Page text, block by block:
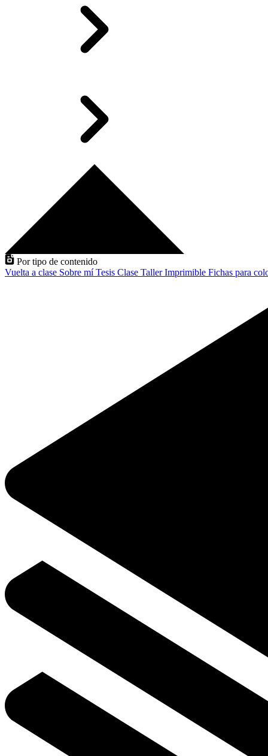
Por tipo de contenido
Vuelta a clase Sobre míTesis Clase TallerImprimible Fichas para